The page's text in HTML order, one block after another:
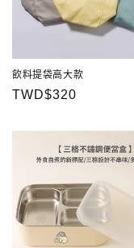
飲料提袋高大款
定
TWD$320